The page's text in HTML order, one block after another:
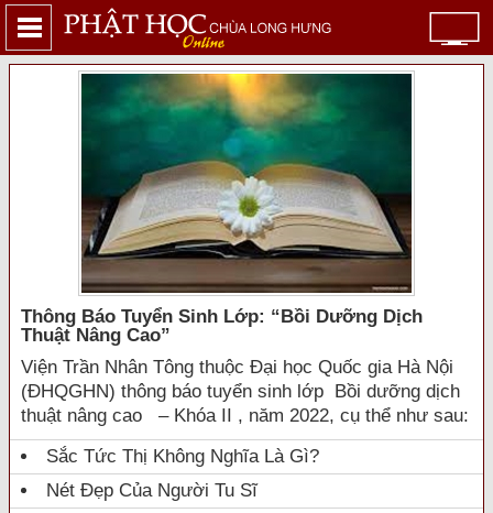
Thông Báo Tuyển Sinh Lớp: “bồi Dưỡng Dịch
Thuật Nâng Cao”
Viện Trần Nhân Tông thuộc Đại học Quốc gia Hà Nội
(ĐHQGHN) thông báo tuyển sinh lớp Bồi dưỡng dịch
thuật nâng cao – Khóa II , năm 2022, cụ thể như sau:
Sắc Tức Thị Không Nghĩa Là Gì?
Nét Đẹp Của Người Tu Sĩ